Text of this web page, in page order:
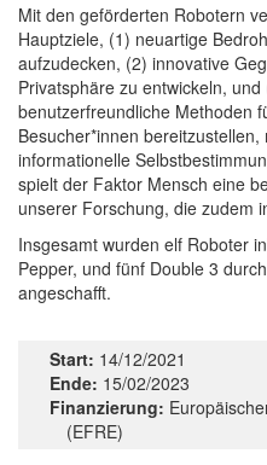
Mit den geförderten Robotern
Hauptziele, (1) neuartige
aufzudecken, (2) innovative
Privatsphäre zu entwickeln,
benutzerfreundliche Methoden
Besucher*innen
informationelle
spielt der Faktor Mensch eine
unserer Forschung, die zudem
Insgesamt wurden elf Roboter
Pepper, und fünf Double 3
angeschafft.
Start: 14/12/2021
Ende: 15/02/2023
Finanzierung:
(EFRE)